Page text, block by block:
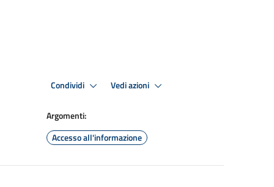
Condividi Vedi azioni
Argomenti:
Accesso all'informazione